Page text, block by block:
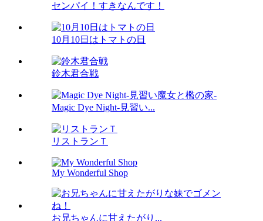
センパイ！すきなんです！
10月10日はトマトの日
鈴木君合戦
Magic Dye Night-見習い...
リストランＴ
My Wonderful Shop
お兄ちゃんに甘えたがり...